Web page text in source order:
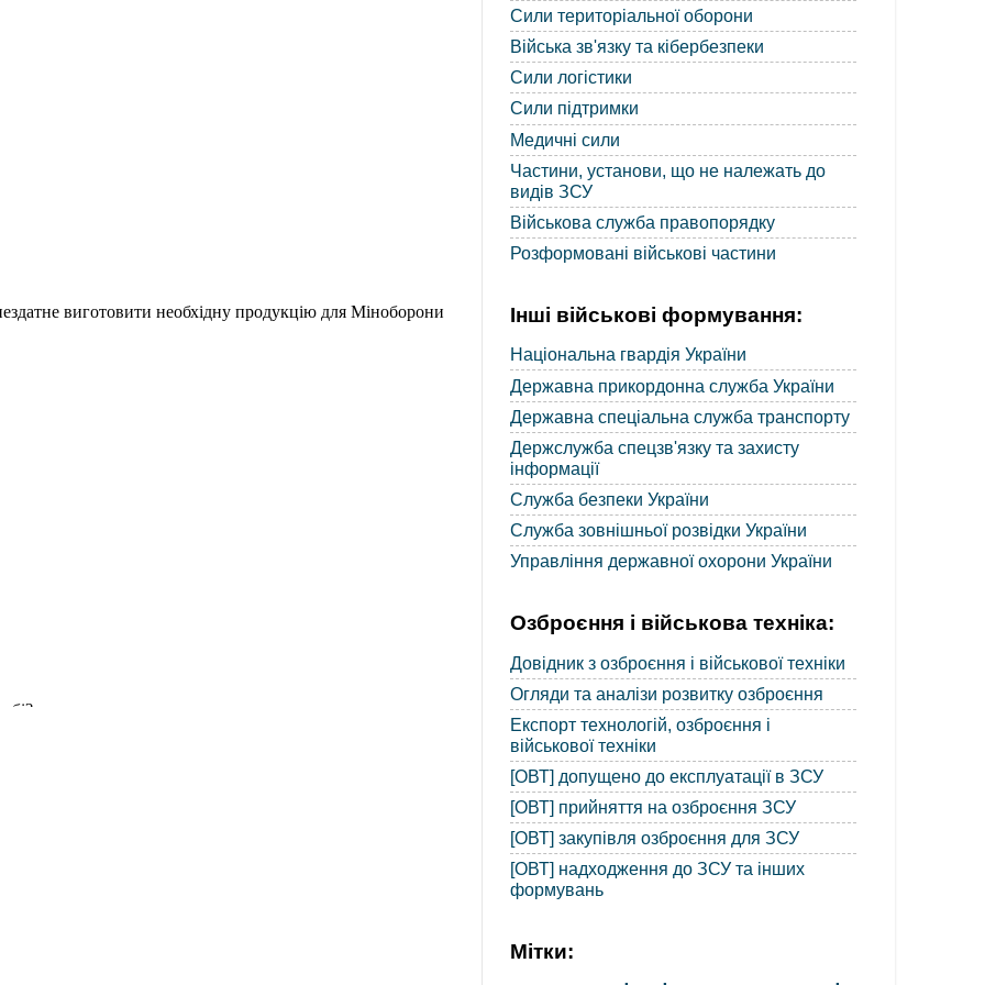
Сили територіальної оборони
Війська зв'язку та кібербезпеки
Сили логістики
Сили підтримки
Медичні сили
Частини, установи, що не належать до
видів ЗСУ
Військова служба правопорядку
Розформовані військові частини
Інші військові формування:
Національна гвардія України
Державна прикордонна служба України
Державна спеціальна служба транспорту
Держслужба спецзв'язку та захисту
інформації
Служба безпеки України
Служба зовнішньої розвідки України
Управління державної охорони України
Озброєння і військова техніка:
Довідник з озброєння і військової техніки
Огляди та аналізи розвитку озброєння
Експорт технологій, озброєння і
військової техніки
[ОВТ] допущено до експлуатації в ЗСУ
[ОВТ] прийняття на озброєння ЗСУ
[ОВТ] закупівля озброєння для ЗСУ
[ОВТ] надходження до ЗСУ та інших
формувань
Мітки: